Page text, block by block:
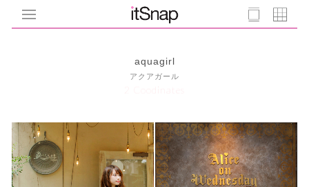
aquagirl
アクアガール
2 Coodinates